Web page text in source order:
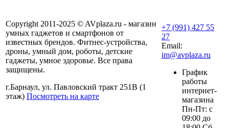
Copyright 2011-2025 © AVplaza.ru - магазин
умных гаджетов и смартфонов от
известных брендов. Фитнес-устройства,
дроны, умный дом, роботы, детские
гаджеты, умное здоровье. Все права
защищены.
г.Барнаул, ул. Павловский тракт 251В (1
этаж) Посмотреть на карте
+7 (991) 427 55
27
Email:
im@avplaza.ru
График
работы
интернет-
магазина
Пн-Пт: с
09:00 до